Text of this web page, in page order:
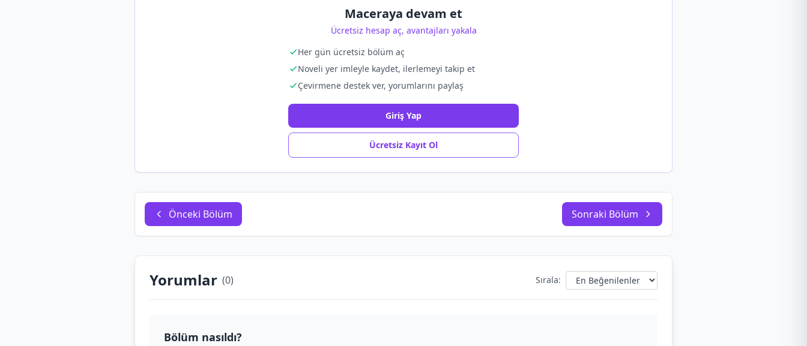
Maceraya devam et
Ücretsiz hesap aç, avantajları yakala
Her gün ücretsiz bölüm aç
Noveli yer imleyle kaydet, ilerlemeyi takip et
Çevirmene destek ver, yorumlarını paylaş
Giriş Yap
Ücretsiz Kayıt Ol
Önceki Bölüm Sonraki Bölüm
Yorumlar (0) Sırala:
Bölüm nasıldı?